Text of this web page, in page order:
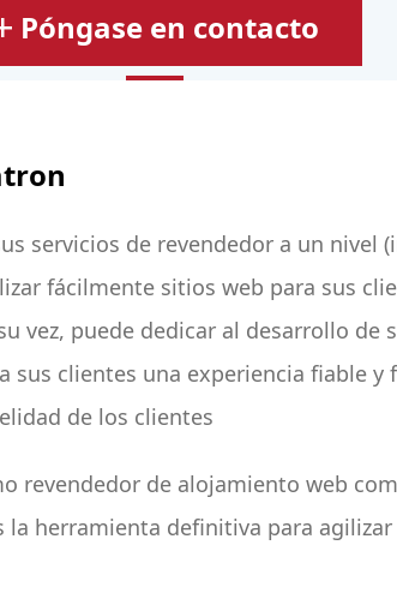
Póngase en contacto
servicios de revendedor a un nivel
fácilmente sitios web para sus
vez, puede dedicar al desarrollo de
sus clientes una experiencia fiable y
de los clientes
revendedor de alojamiento web
herramienta definitiva para